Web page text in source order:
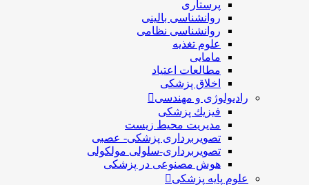
پرستاری
روانشناسی بالینی
روانشناسی نظامی
علوم تغذیه
مامایی
مطالعات اعتیاد
اخلاق پزشکی
رادیولوژی و مهندسی
فيزيك پزشکی
مدیریت محیط زیست
تصویربرداری پزشکی- عصبی
تصویربرداری-سلولی مولکولی
هوش مصنوعی در پزشکی
علوم پایه پزشکی